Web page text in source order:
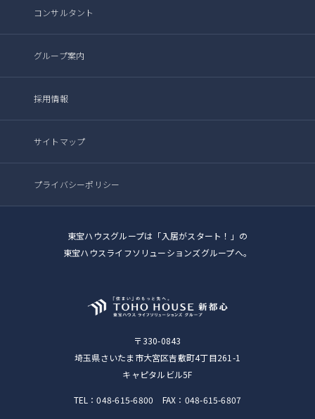
コンサルタント
グループ案内
採用情報
サイトマップ
プライバシーポリシー
東宝ハウスグループは「入居がスタート！」の
東宝ハウスライフソリューションズグループへ。
〒330-0843
埼玉県さいたま市大宮区吉敷町4丁目261-1
キャピタルビル5F
TEL：048-615-6800 FAX：048-615-6807